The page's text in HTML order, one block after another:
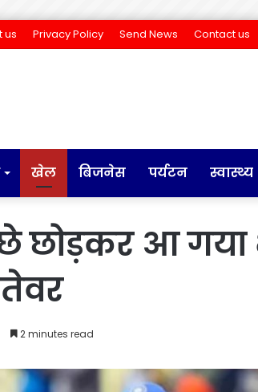
us Privacy Policy Send News Contact us
खेल बिजनेस पर्यटन स्वास्थ्य
छोड़कर आ गया
2 minutes read